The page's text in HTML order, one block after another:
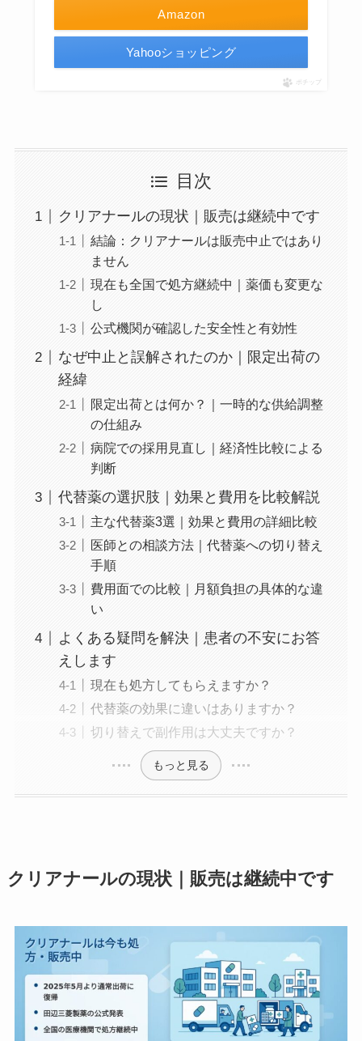
Amazon
Yahooショッピング
ポチップ
目次
クリアナールの現状｜販売は継続中です
結論：クリアナールは販売中止ではあり
ません
現在も全国で処方継続中｜薬価も変更な
し
公式機関が確認した安全性と有効性
なぜ中止と誤解されたのか｜限定出荷の
経緯
限定出荷とは何か？｜一時的な供給調整
の仕組み
病院での採用見直し｜経済性比較による
判断
代替薬の選択肢｜効果と費用を比較解説
主な代替薬3選｜効果と費用の詳細比較
医師との相談方法｜代替薬への切り替え
手順
費用面での比較｜月額負担の具体的な違
い
よくある疑問を解決｜患者の不安にお答
えします
現在も処方してもらえますか？
代替薬の効果に違いはありますか？
切り替えで副作用は大丈夫ですか？
もっと見る
クリアナールの現状｜販売は継続中です